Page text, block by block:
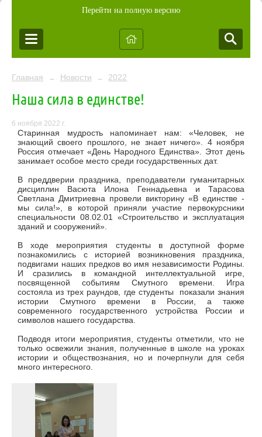
Перейти на полную версию
Главная → Новости → 2022
Наша сила в единстве!
6 ноября 2022 г.
Старинная мудрость напоминает нам: «Человек, не
знающий своего прошлого, не знает ничего». 4 ноября
Россия отмечает «День Народного Единства». Этот день
занимает особое место среди государственных дат.
В преддверии праздника, преподаватели гуманитарных
дисциплин Васюта Илона Геннадьевна и Тарасова
Светлана Дмитриевна провели викторину «В единстве -
мы сила!», в которой приняли участие первокурсники
специальности 08.02.01 «Строительство и эксплуатация
зданий и сооружений».
В ходе мероприятия студенты в доступной форме
познакомились с историей возникновения праздника,
подвигами наших предков во имя независимости Родины.
И сразились в командной интеллектуальной игре,
посвященной событиям Смутного времени. Игра
состояла из трех раундов, где студенты показали знания
истории Смутного времени в России, а также
современного государственного устройства России и
символов нашего государства.
Подводя итоги мероприятия, студенты отметили, что не
только освежили знания, полученные в школе на уроках
истории и обществознания, но и почерпнули для себя
много интересного.